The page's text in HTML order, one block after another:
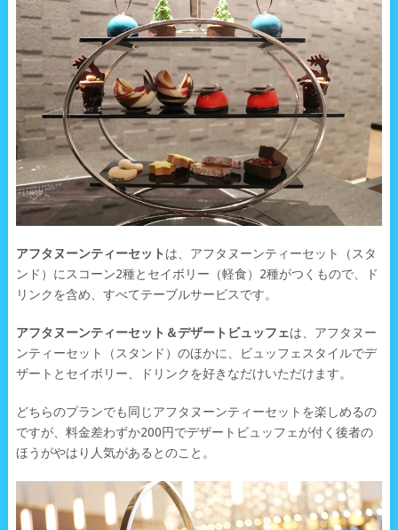
アフタヌーンティーセット は、アフタヌーンティーセット（スタ
ンド）にスコーン2種とセイボリー（軽食）2種がつくもので、ド
リンクを含め、すべてテーブルサービスです。
アフタヌーンティーセット＆デザートビュッフェは、アフタヌー
ンティーセット（スタンド）のほかに、ビュッフェスタイルでデ
ザートとセイボリー、ドリンクを好きなだけいただけます。
どちらのプランでも同じアフタヌーンティーセットを楽しめるの
ですが、料金差わずか200円でデザートビュッフェが付く後者の
ほうがやはり人気があるとのこと。